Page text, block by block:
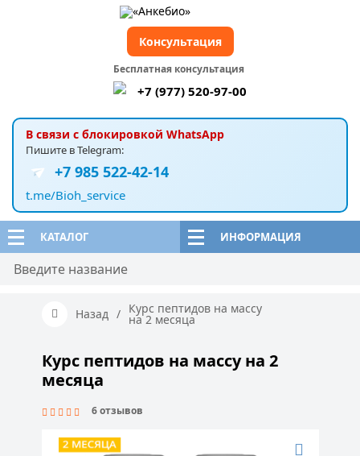
КАТАЛОГ ИНФОРМАЦИЯ
В связи с блокировкой WhatsApp
Пишите в Telegram:
+7 985 522-42-14
t.me/Bioh_service
Бесплатная консультация
+7 (977) 520-97-00
Консультация
Назад / Курс пептидов на массу
на 2 месяца
Курс пептидов на массу на 2
месяца
6 отзывов